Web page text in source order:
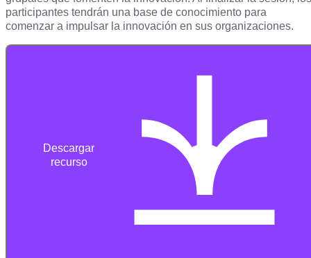
participantes tendrán una base de conocimiento para
comenzar a impulsar la innovación en sus organizaciones.
Descargar
recurso